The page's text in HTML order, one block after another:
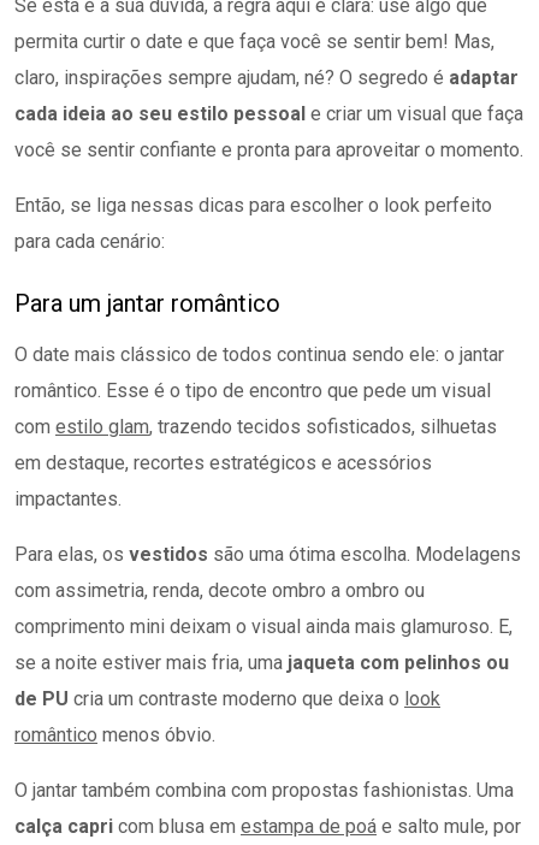
Se esta é a sua dúvida, a regra aqui é clara: use algo que
permita curtir o date e que faça você se sentir bem! Mas,
claro, inspirações sempre ajudam, né? O segredo é adaptar
cada ideia ao seu estilo pessoal e criar um visual que faça
você se sentir confiante e pronta para aproveitar o momento.
Então, se liga nessas dicas para escolher o look perfeito
para cada cenário:
Para um jantar romântico
O date mais clássico de todos continua sendo ele: o jantar
romântico. Esse é o tipo de encontro que pede um visual
com estilo glam, trazendo tecidos sofisticados, silhuetas
em destaque, recortes estratégicos e acessórios
impactantes.
Para elas, os vestidos são uma ótima escolha. Modelagens
com assimetria, renda, decote ombro a ombro ou
comprimento mini deixam o visual ainda mais glamuroso. E,
se a noite estiver mais fria, uma jaqueta com pelinhos ou
de PU cria um contraste moderno que deixa o look
romântico menos óbvio.
O jantar também combina com propostas fashionistas. Uma
calça capri com blusa em estampa de poá e salto mule, por